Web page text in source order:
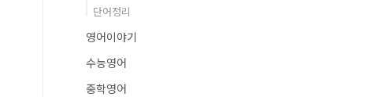
단어정리
영어이야기
수능영어
중학영어